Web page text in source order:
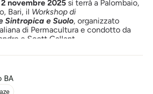
novembre 2025 si terrà a Palombaio,
Bari, il Workshop di
Sintropica e Suolo, organizzato
di Permacultura e condotto da
e Scott Gallant.
e pratica per approfondire la
gestione di sistemi agroforestali
i principi dell’Agricoltura Sintropica.
i partecipanti impareranno a
povero in un ecosistema produttivo
BA